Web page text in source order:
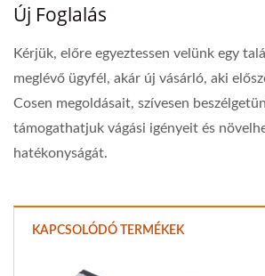
Új Foglalás
Kérjük, előre egyeztessen velünk egy
meglévő ügyfél, akár új vásárló, aki
Cosen megoldásait, szívesen
támogathatjuk vágási igényeit és
hatékonyságát.
KAPCSOLÓDÓ TERMÉKEK